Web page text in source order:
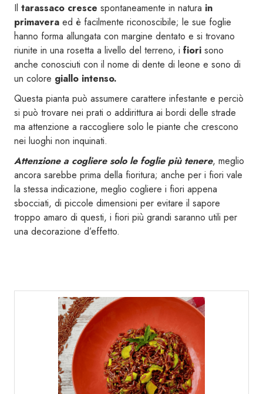
Il tarassaco cresce spontaneamente in natura in
primavera ed è facilmente riconoscibile; le sue foglie
hanno forma allungata con margine dentato e si trovano
riunite in una rosetta a livello del terreno, i fiori sono
anche conosciuti con il nome di dente di leone e sono di
un colore giallo intenso.
Questa pianta può assumere carattere infestante e perciò
si può trovare nei prati o addirittura ai bordi delle strade
ma attenzione a raccogliere solo le piante che crescono
nei luoghi non inquinati.
Attenzione a cogliere solo le foglie più tenere, meglio
ancora sarebbe prima della fioritura; anche per i fiori vale
la stessa indicazione, meglio cogliere i fiori appena
sbocciati, di piccole dimensioni per evitare il sapore
troppo amaro di questi, i fiori più grandi saranno utili per
una decorazione d’effetto.